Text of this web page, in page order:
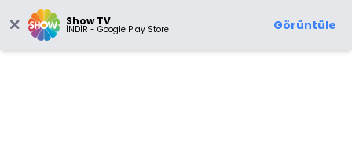
Show TV
İNDİR - Google Play Store Görüntüle